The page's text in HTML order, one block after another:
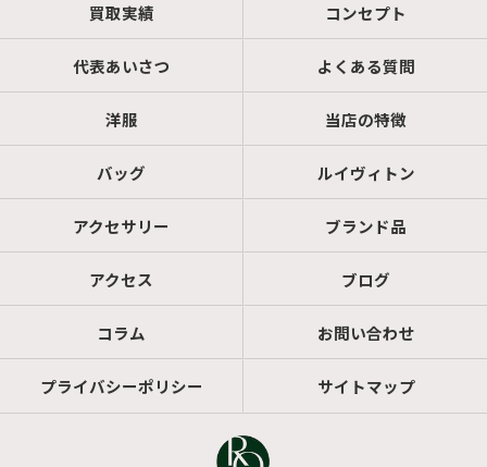
買取実績 コンセプト
代表あいさつ よくある質問
洋服 当店の特徴
バッグ ルイヴィトン
アクセサリー ブランド品
アクセス ブログ
コラム お問い合わせ
プライバシーポリシー サイトマップ